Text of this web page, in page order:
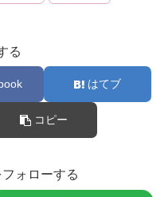
る
はてブ
コピー
ォローする